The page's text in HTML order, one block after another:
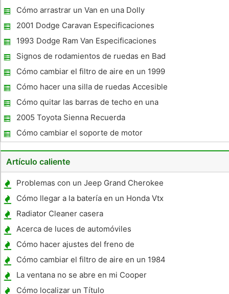
Cómo arrastrar un Van en una Dolly
2001 Dodge Caravan Especificaciones
1993 Dodge Ram Van Especificaciones
Signos de rodamientos de ruedas en Bad
Minivans
Cómo cambiar el filtro de aire en un 1999
Dodge Caravan
Cómo hacer una silla de ruedas Accesible
Minivan
Cómo quitar las barras de techo en una
odisea de 2002
2005 Toyota Sienna Recuerda
Cómo cambiar el soporte de motor
delantero de un Honda Odyssey
Artículo caliente
Problemas con un Jeep Grand Cherokee
Limited Calentador Edición 95
Cómo llegar a la batería en un Honda Vtx
1300 2006
Radiator Cleaner casera
Acerca de luces de automóviles
Cómo hacer ajustes del freno de
estacionamiento en un Toyota Tacoma
Cómo cambiar el filtro de aire en un 1984
Honda Goldwing GL1200
La ventana no se abre en mi Cooper
Cómo localizar un Título